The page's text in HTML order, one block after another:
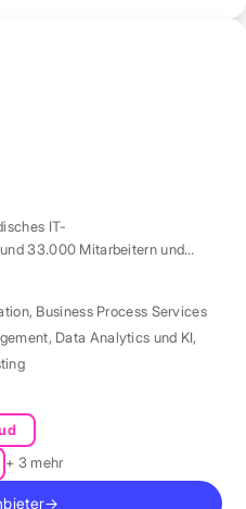
IT-
33.000 Mitarbeitern und
und KI.
, Business Process Services
, Data Analytics und KI,
+ 3 mehr
→